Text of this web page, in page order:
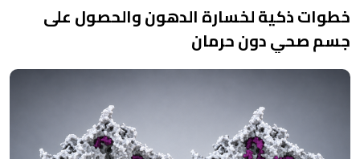
خطوات ذكية لخسارة الدهون والحصول على
جسم صحي دون حرمان